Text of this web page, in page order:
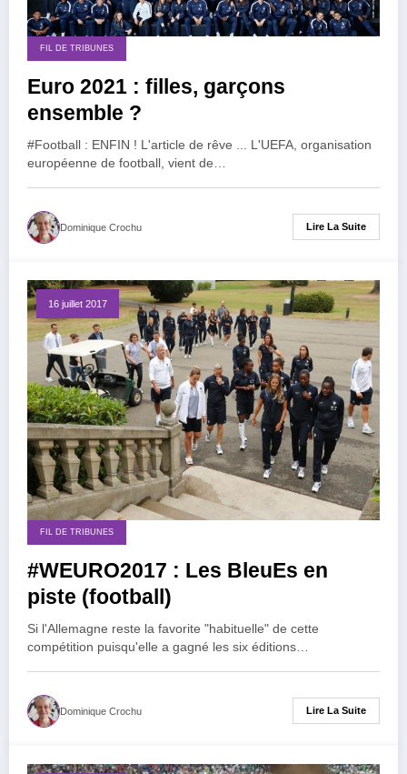
FIL DE TRIBUNES
Euro 2021 : filles, garçons
ensemble ?
#Football : ENFIN ! L'article de rêve ... L'UEFA, organisation
européenne de football, vient de…
Dominique Crochu Lire La Suite
16 juillet 2017
FIL DE TRIBUNES
#WEURO2017 : Les BleuEs en
piste (football)
Si l'Allemagne reste la favorite "habituelle" de cette
compétition puisqu'elle a gagné les six éditions…
Dominique Crochu Lire La Suite